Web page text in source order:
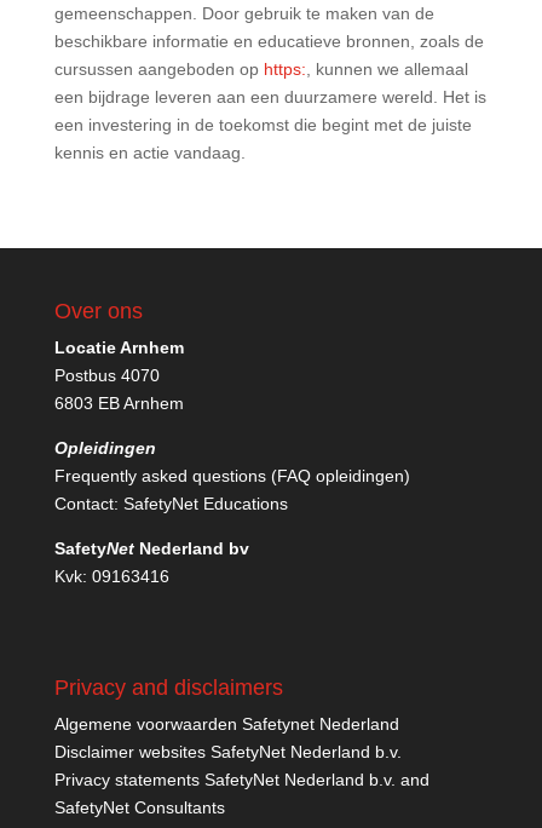
gemeenschappen. Door gebruik te maken van de
beschikbare informatie en educatieve bronnen, zoals de
cursussen aangeboden op https: , kunnen we allemaal
een bijdrage leveren aan een duurzamere wereld. Het is
een investering in de toekomst die begint met de juiste
kennis en actie vandaag.
Over ons
Locatie Arnhem
Postbus 4070
6803 EB Arnhem
Opleidingen
Frequently asked questions (FAQ opleidingen)
Contact: SafetyNet Educations
SafetyNetNederland bv
Kvk: 09163416
Privacy and disclaimers
Algemene voorwaarden Safetynet Nederland
Disclaimer websites SafetyNet Nederland b.v.
Privacy statements SafetyNet Nederland b.v. and
SafetyNet Consultants